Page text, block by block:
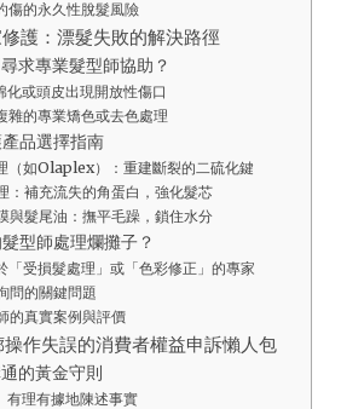
傷的永久性脫髮風險
護：漂髮失敗的解決路徑
求專業髮型師協助？
化或頭皮出現開放性傷口
雜的專業矯色或去色處理
品選擇指南
（如Olaplex）：重建斷裂的二硫化鍵
：補充流失的角蛋白，強化髮芯
與髮尾油：撫平毛躁，鎖住水分
型師處理爛攤子？
「受損髮處理」或「色彩修正」的專家
問的關鍵問題
的真實案例與評價
作失誤的消費者權益申訴懶人包
的黃金守則
有理有據地陳述事實